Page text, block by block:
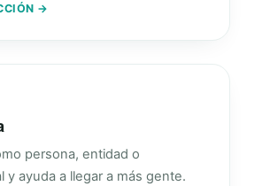
→
persona, entidad o
y ayuda a llegar a más gente.